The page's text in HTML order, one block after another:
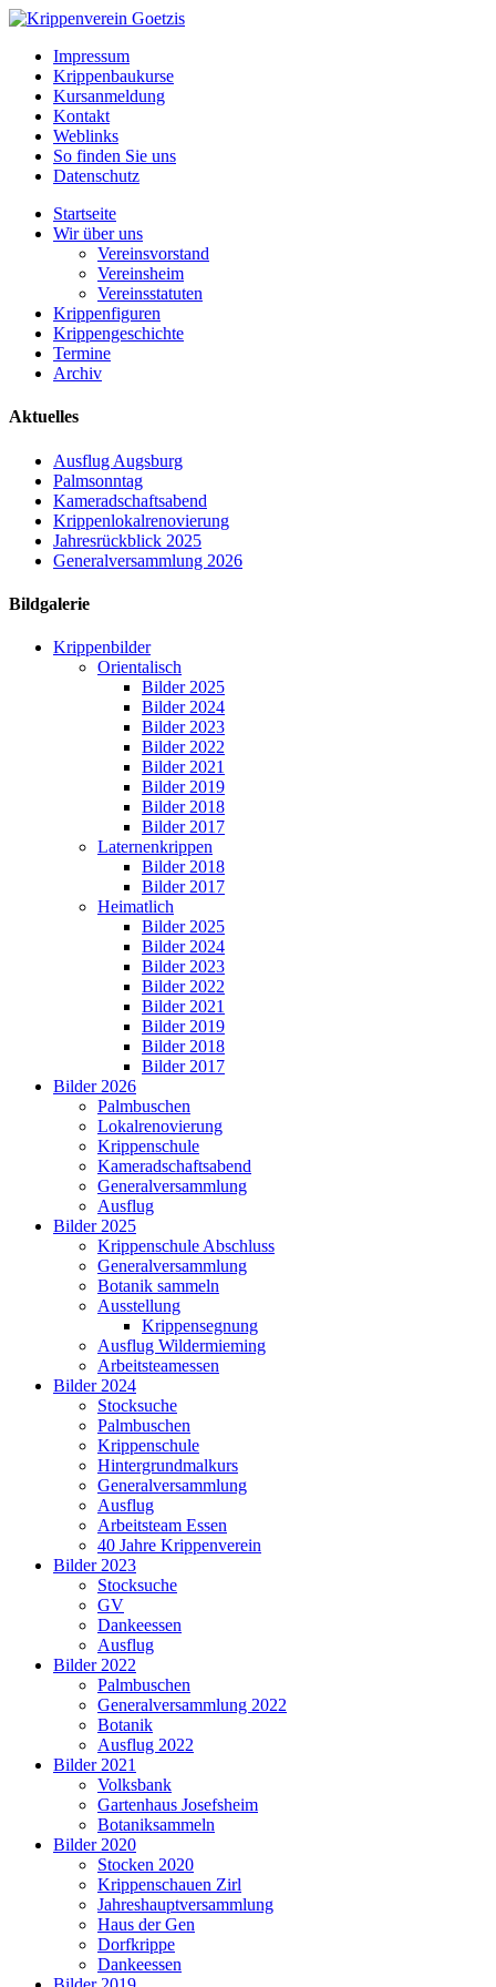
Impressum
Krippenbaukurse
Kursanmeldung
Kontakt
Weblinks
So finden Sie uns
Datenschutz
Startseite
Wir über uns
Vereinsvorstand
Vereinsheim
Vereinsstatuten
Krippenfiguren
Krippengeschichte
Termine
Archiv
Aktuelles
Ausflug Augsburg
Palmsonntag
Kameradschaftsabend
Krippenlokalrenovierung
Jahresrückblick 2025
Generalversammlung 2026
Bildgalerie
Krippenbilder
Orientalisch
Bilder 2025
Bilder 2024
Bilder 2023
Bilder 2022
Bilder 2021
Bilder 2019
Bilder 2018
Bilder 2017
Laternenkrippen
Bilder 2018
Bilder 2017
Heimatlich
Bilder 2025
Bilder 2024
Bilder 2023
Bilder 2022
Bilder 2021
Bilder 2019
Bilder 2018
Bilder 2017
Bilder 2026
Palmbuschen
Lokalrenovierung
Krippenschule
Kameradschaftsabend
Generalversammlung
Ausflug
Bilder 2025
Krippenschule Abschluss
Generalversammlung
Botanik sammeln
Ausstellung
Krippensegnung
Ausflug Wildermieming
Arbeitsteamessen
Bilder 2024
Stocksuche
Palmbuschen
Krippenschule
Hintergrundmalkurs
Generalversammlung
Ausflug
Arbeitsteam Essen
40 Jahre Krippenverein
Bilder 2023
Stocksuche
GV
Dankeessen
Ausflug
Bilder 2022
Palmbuschen
Generalversammlung 2022
Botanik
Ausflug 2022
Bilder 2021
Volksbank
Gartenhaus Josefsheim
Botaniksammeln
Bilder 2020
Stocken 2020
Krippenschauen Zirl
Jahreshauptversammlung
Haus der Gen
Dorfkrippe
Dankeessen